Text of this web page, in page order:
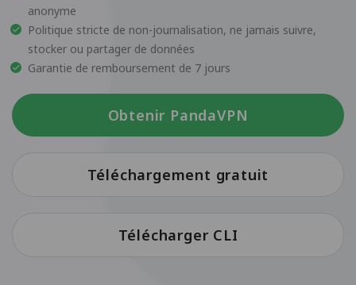
anonyme
Politique stricte de non-journalisation, ne jamais suivre,
stocker ou partager de données
Garantie de remboursement de 7 jours
Obtenir PandaVPN
Téléchargement gratuit
Télécharger CLI